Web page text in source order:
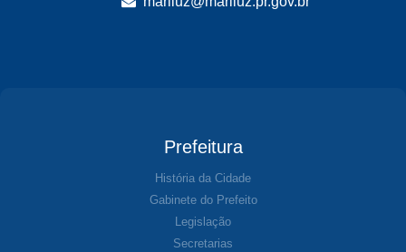
Prefeitura
História da Cidade
Gabinete do Prefeito
Legislação
Secretarias